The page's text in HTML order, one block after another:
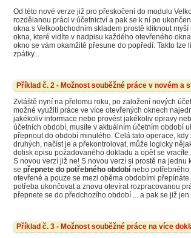
Od této nové verze již pro přeskočení do modulu
rozdělanou práci v účetnictví a pak se k ní po
okna s Velkoobchodním skladem prostě kliknout
okna, které vidíte v nadpisu každého otevřeného
okno se vám okamžitě přesune do popředí. Takto
zpátky...
Příklad č. 2 - Možnost souběžné práce v novém a
Zvláště nyní na přelomu roku, po založení nových
možné využití práce ve více otevřených oknech
jakékoliv informace nebo provést jakékoliv opravy
účetních období, musíte v aktuálním účetním období
přepnout do období minulého. Celá tato operace,
druhých, načíst je a překontrolovat, může logicky
dotisk opisu požadovaného dokladu a opět se
S novou verzí již ne! S novou verzí si prostě na jednu
se přepnete do potřebného období nebo potřebného
otevřené a pouze se mezi oběma obdobími
potřeba ukončovat a znovu otevírat rozpracovanou
přepnete se do předchozího období ... a pak se již
Příklad č. 3 - Možnost souběžné práce na více